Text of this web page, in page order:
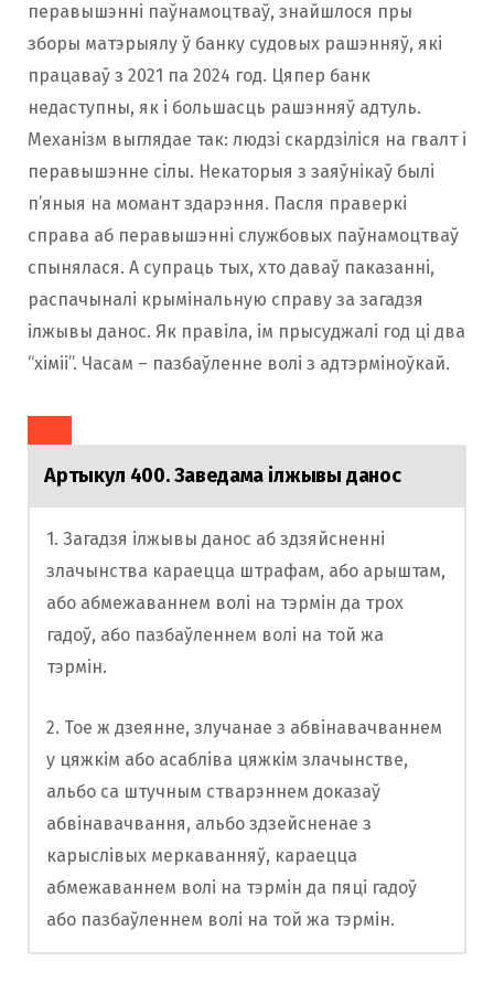
перавышэнні паўнамоцтваў, знайшлося пры
зборы матэрыялу ў банку судовых рашэнняў, які
працаваў з 2021 па 2024 год. Цяпер банк
недаступны, як і большасць рашэнняў адтуль.
Механізм выглядае так: людзі скардзіліся на гвалт і
перавышэнне сілы. Некаторыя з заяўнікаў былі
п’яныя на момант здарэння. Пасля праверкі
справа аб перавышэнні службовых паўнамоцтваў
спынялася. А супраць тых, хто даваў паказанні,
распачыналі крымінальную справу за загадзя
ілжывы данос. Як правіла, ім прысуджалі год ці два
“хіміі”. Часам – пазбаўленне волі з адтэрміноўкай.
Артыкул 400. Заведама ілжывы данос
1. Загадзя ілжывы данос аб здзяйсненні
злачынства караецца штрафам, або арыштам,
або абмежаваннем волі на тэрмін да трох
гадоў, або пазбаўленнем волі на той жа
тэрмін.
2. Тое ж дзеянне, злучанае з абвінавачваннем
у цяжкім або асабліва цяжкім злачынстве,
альбо са штучным стварэннем доказаў
абвінавачвання, альбо здзейсненае з
карыслівых меркаванняў, караецца
абмежаваннем волі на тэрмін да пяці гадоў
або пазбаўленнем волі на той жа тэрмін.